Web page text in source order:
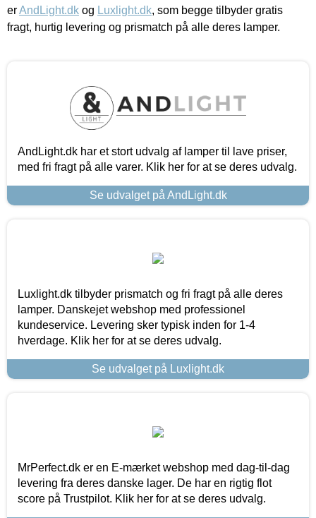
erAndLight.dk og Luxlight.dk, som begge tilbyder gratis
fragt, hurtig levering og prismatch på alle deres lamper.
AndLight.dk har et stort udvalg af lamper til lave priser,
med fri fragt på alle varer. Klik her for at se deres udvalg.
Se udvalget på AndLight.dk
Luxlight.dk tilbyder prismatch og fri fragt på alle deres
lamper. Danskejet webshop med professionel
kundeservice. Levering sker typisk inden for 1-4
hverdage. Klik her for at se deres udvalg.
Se udvalget på Luxlight.dk
MrPerfect.dk er en E-mærket webshop med dag-til-dag
levering fra deres danske lager. De har en rigtig flot
score på Trustpilot. Klik her for at se deres udvalg.